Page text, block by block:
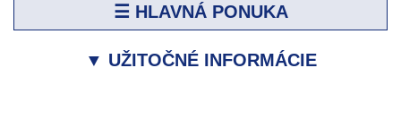
☰ HLAVNÁ PONUKA
▼ UŽITOČNÉ INFORMÁCIE